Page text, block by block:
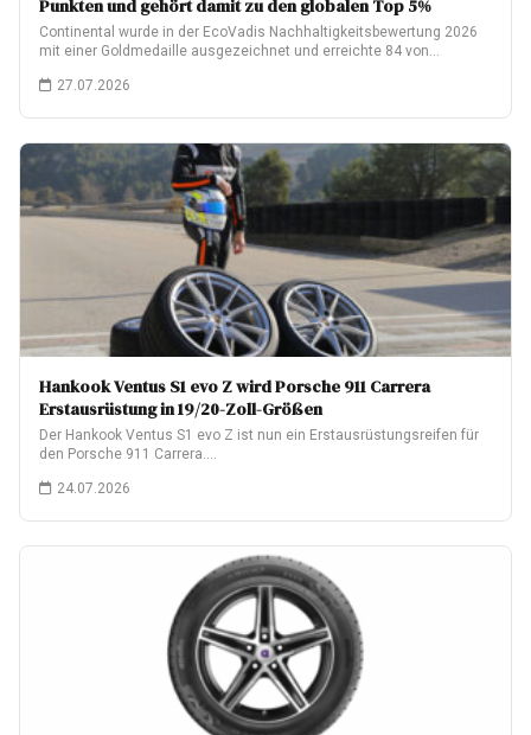
Punkten und gehört damit zu den globalen Top 5%
Continental wurde in der EcoVadis Nachhaltigkeitsbewertung 2026
mit einer Goldmedaille ausgezeichnet und erreichte 84 von…
27.07.2026
Hankook Ventus S1 evo Z wird Porsche 911 Carrera
Erstausrüstung in 19/20-Zoll-Größen
Der Hankook Ventus S1 evo Z ist nun ein Erstausrüstungsreifen für
den Porsche 911 Carrera.…
24.07.2026